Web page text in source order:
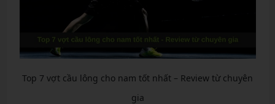
Top 7 vợt cầu lông cho nam tốt nhất – Review từ chuyên
gia